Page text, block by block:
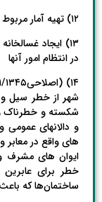
۱۲) تهیه آمار مربوط به امور شهر و موالید و متوفیات.
۱۳) ایجاد
در انتظام امور آنها
شهر از خطر سیل و
شکسته و خطرناک
و دالانهای
های واقع در معابر
ایوان های مشرف
خطر برای
ساختمان‌ها که